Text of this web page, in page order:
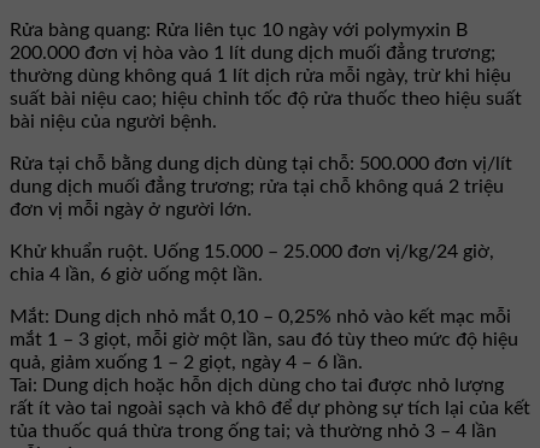
Rửa bàng quang: Rửa liên tục 10 ngày với polymyxin B
200.000 đơn vị hòa vào 1 lít dung dịch muối đẳng trương;
thường dùng không quá 1 lít dịch rửa mỗi ngày, trừ khi hiệu
suất bài niệu cao; hiệu chỉnh tốc độ rửa thuốc theo hiệu suất
bài niệu của người bệnh.
Rửa tại chỗ bằng dung dịch dùng tại chỗ: 500.000 đơn vị/lít
dung dịch muối đẳng trương; rửa tại chỗ không quá 2 triệu
đơn vị mỗi ngày ở người lớn.
Khử khuẩn ruột. Uống 15.000 – 25.000 đơn vị/kg/24 giờ,
chia 4 lần, 6 giờ uống một lần.
Mắt: Dung dịch nhỏ mắt 0,10 – 0,25% nhỏ vào kết mạc mỗi
mắt 1 – 3 giọt, mỗi giờ một lần, sau đó tùy theo mức độ hiệu
quả, giảm xuống 1 – 2 giọt, ngày 4 – 6 lần.
Tai: Dung dịch hoặc hỗn dịch dùng cho tai được nhỏ lượng
rất ít vào tai ngoài sạch và khô để dự phòng sự tích lại của kết
tủa thuốc quá thừa trong ống tai; và thường nhỏ 3 – 4 lần